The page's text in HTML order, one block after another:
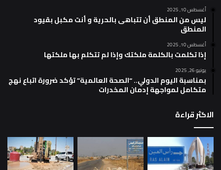
أغسطس 10, 2025
ليس من المنطق أن تتباهى بالحرية و أنت مكبل بقيود
المنطق
أغسطس 10, 2025
إذا تكلمت بالكلمة ملكتك وإذا لم تتكلم بها ملكتها
يونيو 26, 2025
بمناسبة اليوم الدولي.. “الصحة العالمية” تؤكد ضرورة اتباع نهج
متكامل لمواجهة إدمان المخدرات
الاكثر قراءة